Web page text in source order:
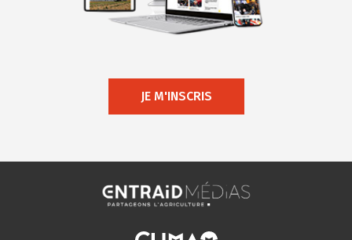
JE M'INSCRIS